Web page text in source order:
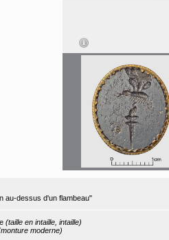
au-dessus d'un flambeau"
(taille en intaille, intaille)
moderne)